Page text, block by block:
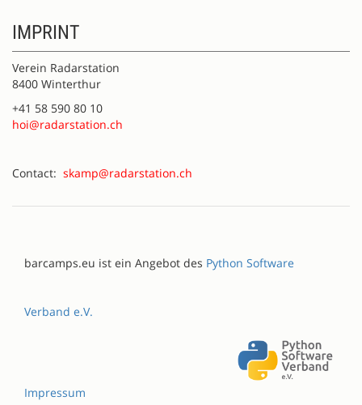
IMPRINT
Verein Radarstation
8400 Winterthur
+41 58 590 80 10
hoi@radarstation.ch
Contact: skamp@radarstation.ch
barcamps.eu ist ein Angebot des Python Software
Verband e.V.
Impressum